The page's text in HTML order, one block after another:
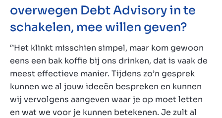
overwegen Debt Advisory in te
schakelen, mee willen geven?
‘’Het klinkt misschien simpel, maar kom gewoon
eens een bak koffie bij ons drinken, dat is vaak de
meest effectieve manier. Tijdens zo’n gesprek
kunnen we al jouw ideeën bespreken en kunnen
wij vervolgens aangeven waar je op moet letten
en wat we voor je kunnen betekenen. Je zult al